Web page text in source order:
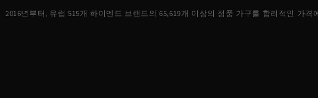
2016년부터, 유럽 515개 하이엔드 브랜드의65,619개 이상의 정품 가구를 합리적인 가격